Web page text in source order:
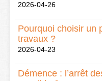
2026-04-26
Pourquoi choisir un
travaux ?
2026-04-23
Démence : l’arrêt